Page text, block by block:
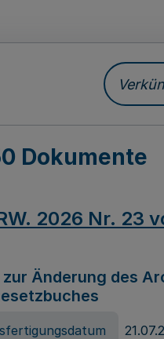
Dokumente
2026 Nr. 23
zur Änderung des